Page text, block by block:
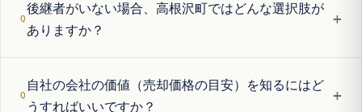
後継者がいない場合、高根沢町ではどんな選択肢が
ありますか？
+
自社の会社の価値（売却価格の目安）を知るにはど
うすればいいですか？
+